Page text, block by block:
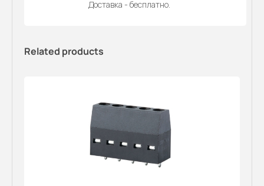
Доставка - бесплатно.
Related products